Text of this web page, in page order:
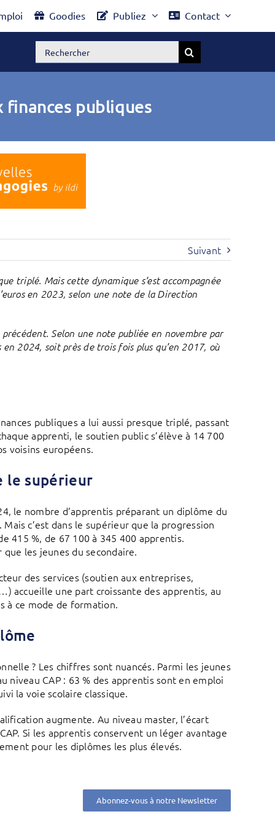
Goodies Publiez Contact
Rechercher:
finances publiques
Suivant
triplé. Mais cette dynamique s’est accompagnée
en 2023, selon une note de la Direction
Selon une note publiée en novembre par
2024, soit près de trois fois plus qu’en 2017, où
publiques a lui aussi presque triplé, passant
apprenti, le soutien public s’élève à 14 700
voisins européens.
le supérieur
le nombre d’apprentis préparant un diplôme du
c’est dans le supérieur que la progression
415 %, de 67 100 à 345 400 apprentis.
les jeunes du secondaire.
des services (soutien aux entreprises,
accueille une part croissante des apprentis, au
à ce mode de formation.
? Les chiffres sont nuancés. Parmi les jeunes
niveau CAP : 63 % des apprentis sont en emploi
la voie scolaire classique.
augmente. Au niveau master, l’écart
Si les apprentis conservent un léger avantage
pour les diplômes les plus élevés.
Abonnez-vous à notre Newsletter